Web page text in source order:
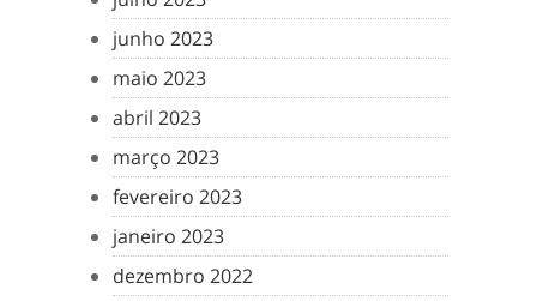
junho 2023
maio 2023
abril 2023
março 2023
fevereiro 2023
janeiro 2023
dezembro 2022